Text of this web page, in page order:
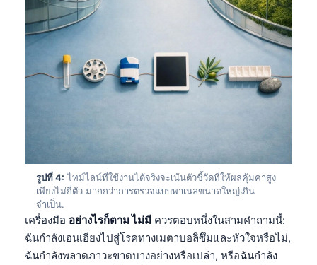
รูปที่ 4: ไทม์ไลน์ที่ใช้งานได้จริงจะเน้นตัวชี้วัดที่ให้ผลคุ้มค่าสูง
เพียงไม่กี่ตัว มากกว่าการตรวจแบบพาเนลขนาดใหญ่เกิน
จำเป็น.
เครื่องมือ อย่างไรก็ตาม ไม่มี ควรตอบหนึ่งในสามคำถามนี้:
ฉันกำลังเอนเอียงไปสู่โรคทางเมตาบอลิซึมและหัวใจหรือไม่,
ฉันกำลังพลาดภาวะขาดบางอย่างหรือเปล่า, หรือฉันกำลัง